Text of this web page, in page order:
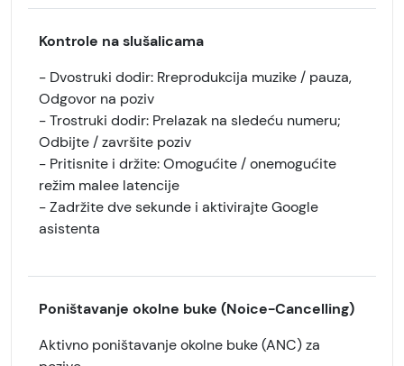
Kontrole na slušalicama
- Dvostruki dodir: Rreprodukcija muzike / pauza,
Odgovor na poziv
- Trostruki dodir: Prelazak na sledeću numeru;
Odbijte / završite poziv
- Pritisnite i držite: Omogućite / onemogućite
režim malee latencije
- Zadržite dve sekunde i aktivirajte Google
asistenta
Poništavanje okolne buke (Noice-Cancelling)
Aktivno poništavanje okolne buke (ANC) za